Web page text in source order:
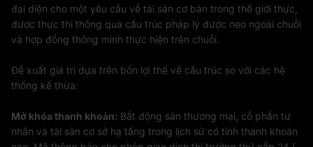
đại diện cho một yêu cầu về tài sản cơ bản trong thế giới thực,
được thực thi thông qua cấu trúc pháp lý được neo ngoài chuỗi
và hợp đồng thông minh thực hiện trên chuỗi.
Đề xuất giá trị dựa trên bốn lợi thế về cấu trúc so với các hệ
thống kế thừa:
Mở khóa thanh khoản: Bất động sản thương mại, cổ phần tư
nhân và tài sản cơ sở hạ tầng trong lịch sử có tính thanh khoản